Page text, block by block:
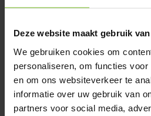
Deze website maakt gebruik
We gebruiken cookies om
personaliseren, om functies
en om ons websiteverkeer te
informatie over uw gebruik van
partners voor social media,
Spécifications
Évaluations